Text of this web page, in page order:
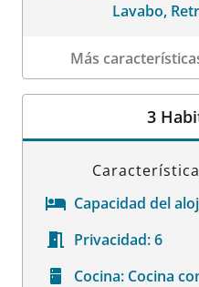
Lavabo,
Más
Datos de la habitación
3
Capacidad del
Privacidad:6
Cocina: Cocina